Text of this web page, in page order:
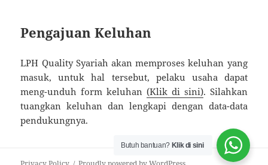
Pengajuan Keluhan
LPH Quality Syariah akan memproses keluhan yang
masuk, untuk hal tersebut, pelaku usaha dapat
meng-unduh form keluhan (Klik di sini). Silahkan
tuangkan keluhan dan lengkapi dengan data-data
pendukungnya.
Butuh bantuan? Klik di sini